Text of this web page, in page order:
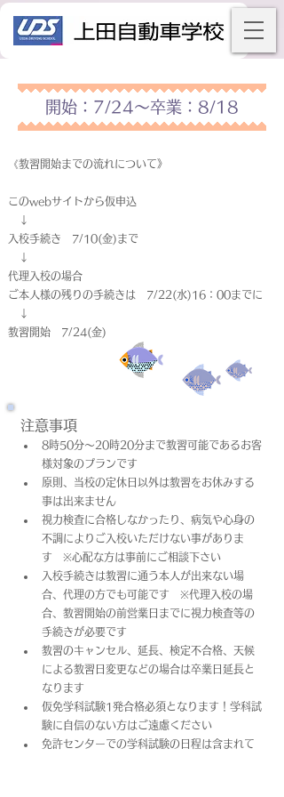
開始：7/24～卒業：8/18
《教習開始までの流れについて》
このwebサイトから仮申込
↓
入校手続き 7/10(金)まで
↓
代理入校の場合
ご本人様の残りの手続きは 7/22(水)16：00までに
↓
教習開始 7/24(金)
注意事項
8時50分～20時20分まで教習可能であるお客
様対象のプランです
原則、当校の定休日以外は教習をお休みする
事は出来ません
視力検査に合格しなかったり、病気や心身の
不調によりご入校いただけない事がありま
す　※心配な方は事前にご相談下さい
入校手続きは教習に通う本人が出来ない場
合、代理の方でも可能です　※代理入校の場
合、教習開始の前営業日までに視力検査等の
手続きが必要です
教習のキャンセル、延長、検定不合格、天候
による教習日変更などの場合は卒業日​延長と
なります
仮免学科試験1発合格必須となります！学科試
験に自信のない方はご遠慮ください
免許センターでの学科試験の日程は含まれて